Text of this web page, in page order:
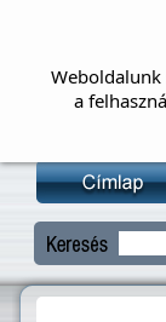
Weboldalunk
a